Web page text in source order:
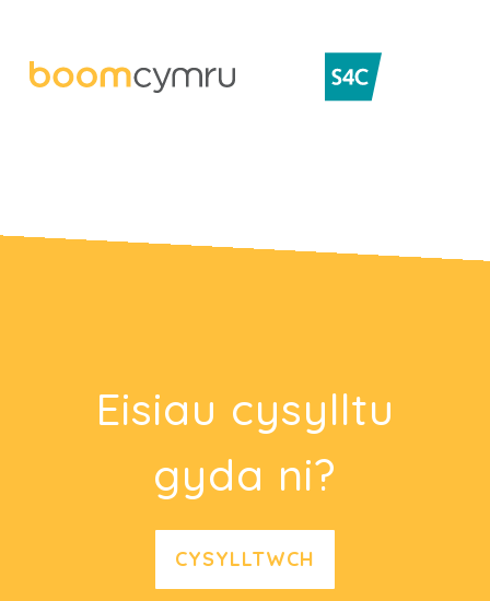
Eisiau cysylltu
gyda ni?
CYSYLLTWCH